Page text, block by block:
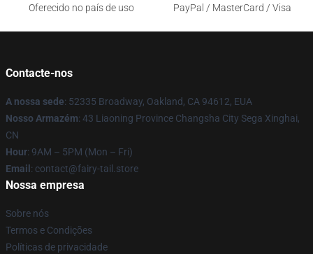
Oferecido no país de uso
PayPal / MasterCard / Visa
Contacte-nos
A nossa sede: 52335 Broadway, Oakland, CA 94612, EUA
Nosso Armazém: 43 Liaoning Province Changsha City Sega Xinghai,
CN
Hour: 9AM – 5PM (Mon – Fri)
Email : contact@fairy-tail.store
Nossa empresa
Sobre nós
Termos e Condições
Políticas de privacidade